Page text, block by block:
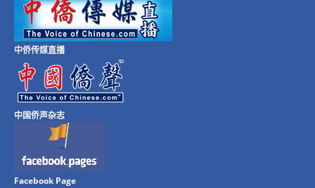
中侨传媒直播
中国侨声杂志
Facebook Page